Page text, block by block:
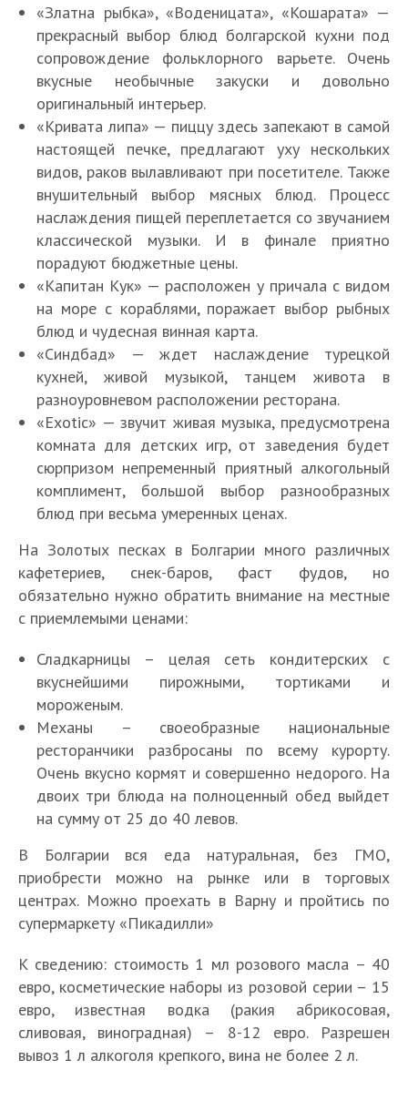
«Златна рыбка», «Воденицата», «Кошарата» —
прекрасный выбор блюд болгарской кухни под
сопровождение фольклорного варьете. Очень
вкусные необычные закуски и довольно
оригинальный интерьер.
«Кривата липа» — пиццу здесь запекают в самой
настоящей печке, предлагают уху нескольких
видов, раков вылавливают при посетителе. Также
внушительный выбор мясных блюд. Процесс
наслаждения пищей переплетается со звучанием
классической музыки. И в финале приятно
порадуют бюджетные цены.
«Капитан Кук» — расположен у причала с видом
на море с кораблями, поражает выбор рыбных
блюд и чудесная винная карта.
«Синдбад» — ждет наслаждение турецкой
кухней, живой музыкой, танцем живота в
разноуровневом расположении ресторана.
«Exotic» — звучит живая музыка, предусмотрена
комната для детских игр, от заведения будет
сюрпризом непременный приятный алкогольный
комплимент, большой выбор разнообразных
блюд при весьма умеренных ценах.
На Золотых песках в Болгарии много различных
кафетериев, снек-баров, фаст фудов, но
обязательно нужно обратить внимание на местные
с приемлемыми ценами:
Сладкарницы – целая сеть кондитерских с
вкуснейшими пирожными, тортиками и
мороженым.
Механы – своеобразные национальные
ресторанчики разбросаны по всему курорту.
Очень вкусно кормят и совершенно недорого. На
двоих три блюда на полноценный обед выйдет
на сумму от 25 до 40 левов.
В Болгарии вся еда натуральная, без ГМО,
приобрести можно на рынке или в торговых
центрах. Можно проехать в Варну и пройтись по
супермаркету «Пикадилли»
К сведению: стоимость 1 мл розового масла – 40
евро, косметические наборы из розовой серии – 15
евро, известная водка (ракия абрикосовая,
сливовая, виноградная) – 8-12 евро. Разрешен
вывоз 1 л алкоголя крепкого, вина не более 2 л.